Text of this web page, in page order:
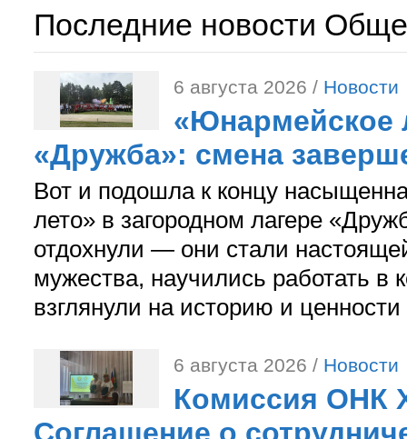
Последние новости
6 августа 2026 / Новости
«Юнармейское
«Дружба»: смена
Вот и подошла к концу
лето» в загородном лагере
отдохнули — они стали
мужества, научились работать в
взглянули на историю и
6 августа 2026 / Новости
Комиссия ОНК